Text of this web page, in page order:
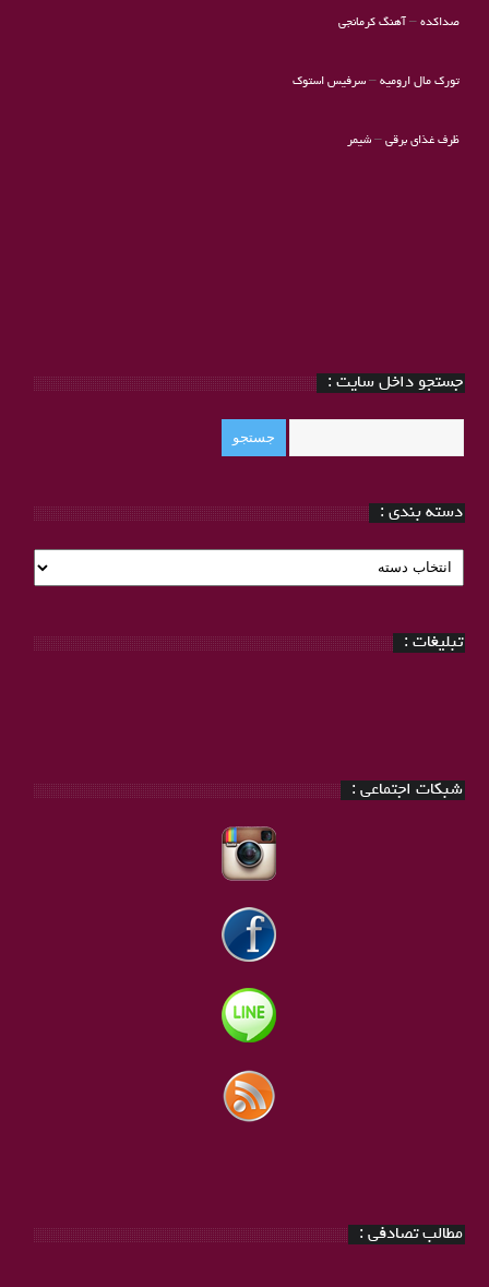
صداکده– آهنگ کرمانجی
تورک مال ارومیه–سرفیس استوک
ظرف غذای برقی– شیمر
جستجو داخل سایت :
دسته بندی :
دسته
بندی
تبلیغات :
شبکات اجتماعی :
مطالب تصادفی :